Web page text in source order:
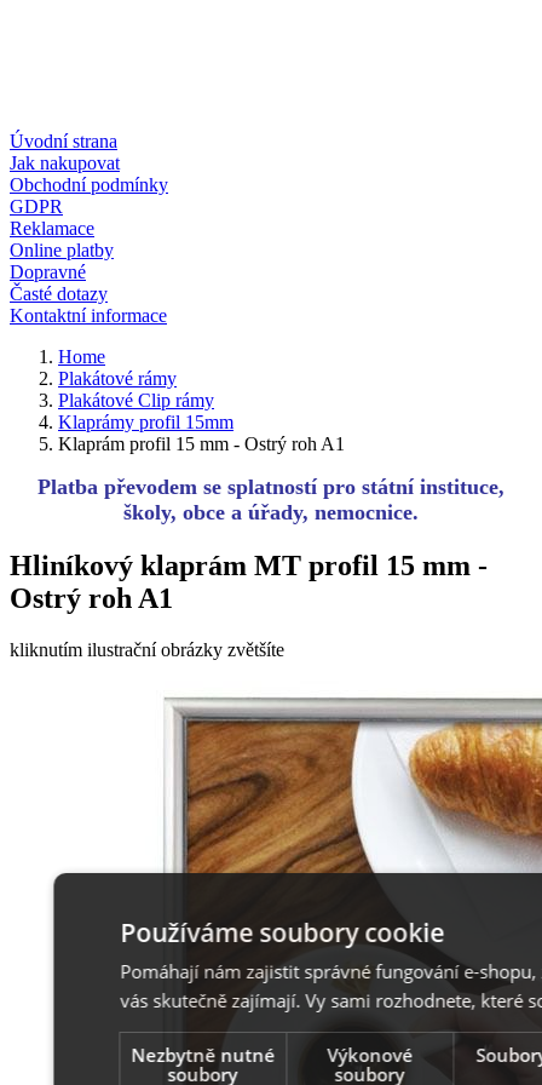
Úvodní strana
Jak nakupovat
Obchodní podmínky
GDPR
Reklamace
Online platby
Dopravné
Časté dotazy
Kontaktní informace
Home
Plakátové rámy
Plakátové Clip rámy
Klaprámy profil 15mm
Klaprám profil 15 mm - Ostrý roh A1
Platba převodem se splatností pro státní instituce,
školy, obce a úřady, nemocnice.
Hliníkový klaprám MT profil 15 mm -
Ostrý roh A1
kliknutím ilustrační obrázky zvětšíte
Používáme soubory cookie
Pomáhají nám zajistit správné fungování e-
vás skutečně zajímají. Vy sami rozhodnete, které
Nezbytně nutné
soubory
Výkonové
soubory